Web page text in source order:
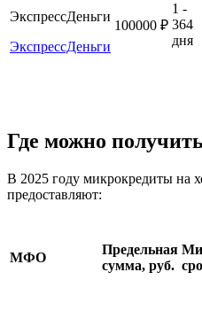
ЭкспрессДеньги
ЭкспрессДеньги
100000 ₽
1 -
364
дня
Где можно
В 2025 году микрокредиты на
предоставляют:
МФО
Предельная
сумма, руб.